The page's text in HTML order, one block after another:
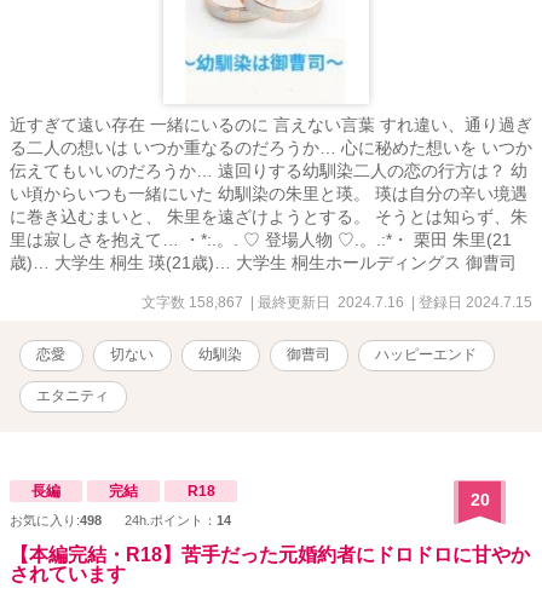
近すぎて遠い存在 一緒にいるのに 言えない言葉 すれ違い、通り過ぎ
る二人の想いは いつか重なるのだろうか… 心に秘めた想いを いつか
伝えてもいいのだろうか… 遠回りする幼馴染二人の恋の行方は？ 幼
い頃からいつも一緒にいた 幼馴染の朱里と瑛。 瑛は自分の辛い境遇
に巻き込むまいと、 朱里を遠ざけようとする。 そうとは知らず、朱
里は寂しさを抱えて… ・*:.。. ♡ 登場人物 ♡.。.:*・ 栗田 朱里(21
歳)… 大学生 桐生 瑛(21歳)… 大学生 桐生ホールディングス 御曹司
文字数 158,867 | 最終更新日 2024.7.16 | 登録日 2024.7.15
恋愛 切ない 幼馴染 御曹司 ハッピーエンド
エタニティ
長編 完結 R18
お気に入り:498 24h.ポイント： 14
20
【本編完結・R18】苦手だった元婚約者にドロドロに甘やか
されています